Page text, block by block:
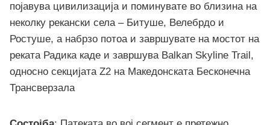
појавува цивилизација и поминувате во близина на
неколку рекански села – Битуше, Велебрдо и
Ростуше, а набрзо потоа и завршувате на мостот на
реката Радика каде и завршува Balkan Skyline Trail,
односно секцијата Z2 на Македонската Бесконечна
Трансверзала